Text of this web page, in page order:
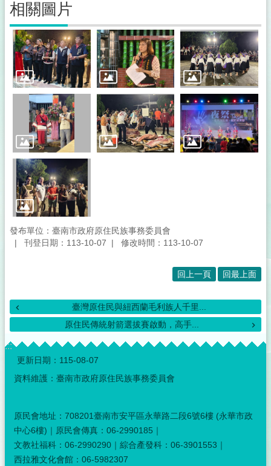
相關圖片
發布單位：臺南市政府原住民族事務委員會
刊登日期：113-10-07
修改時間：113-10-07
回上一頁 回最上面
臺灣原住民與紐西蘭毛利族人千里...
原住民傳統射箭選拔賽啟動，高手...
:::
更新日期： 115-08-07
資料維護：臺南市政府原住民族事務委員會
原民會地址：708201臺南市安平區永華路二段6號6樓 (永華市政
中心6樓)｜原民會傳真：06-2990185｜
文教社福科：06-2990290｜綜合產發科：06-3901553｜
西拉雅文化會館：06-5982307